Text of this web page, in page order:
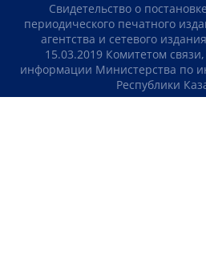
Свидетельство о
периодического печатного
агентства и сетевого
15.03.2019 Комитетом
информации Министерства по
Республики